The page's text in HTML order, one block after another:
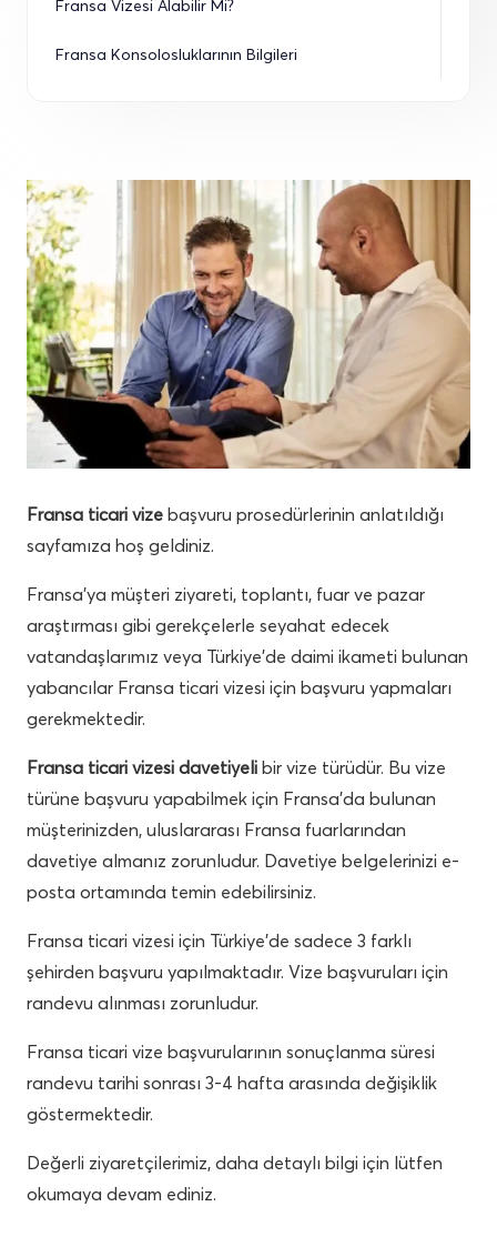
Fransa Vizesi Alabilir Mi?
Fransa Konsolosluklarının Bilgileri
Fransa ticari vize başvuru prosedürlerinin anlatıldığı
sayfamıza hoş geldiniz.
Fransa’ya müşteri ziyareti, toplantı, fuar ve pazar
araştırması gibi gerekçelerle seyahat edecek
vatandaşlarımız veya Türkiye’de daimi ikameti bulunan
yabancılar Fransa ticari vizesi için başvuru yapmaları
gerekmektedir.
Fransa ticari vizesi davetiyeli bir vize türüdür. Bu vize
türüne başvuru yapabilmek için Fransa’da bulunan
müşterinizden, uluslararası Fransa fuarlarından
davetiye almanız zorunludur. Davetiye belgelerinizi e-
posta ortamında temin edebilirsiniz.
Fransa ticari vizesi için Türkiye’de sadece 3 farklı
şehirden başvuru yapılmaktadır. Vize başvuruları için
randevu alınması zorunludur.
Fransa ticari vize başvurularının sonuçlanma süresi
randevu tarihi sonrası 3-4 hafta arasında değişiklik
göstermektedir.
Değerli ziyaretçilerimiz, daha detaylı bilgi için lütfen
okumaya devam ediniz.